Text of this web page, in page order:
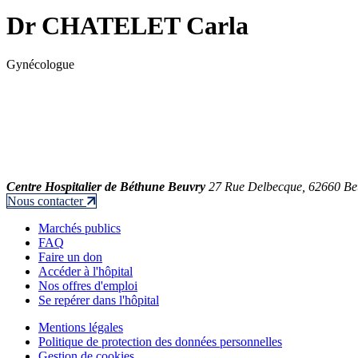
Dr CHATELET Carla
Gynécologue
Centre Hospitalier de Béthune Beuvry 27 Rue Delbecque, 62660
Nous contacter
Marchés publics
FAQ
Faire un don
Accéder à l'hôpital
Nos offres d'emploi
Se repérer dans l'hôpital
Mentions légales
Politique de protection des données personnelles